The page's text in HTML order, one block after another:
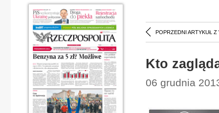
POPRZEDNI ARTYKUŁ Z
Kto
06 grudnia